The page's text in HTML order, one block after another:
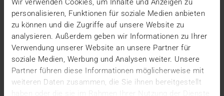
Wir verwenden Cookies, um Inhalte und Anzeigen zu
personalisieren, Funktionen für soziale Medien anbieten
zu können und die Zugriffe auf unsere Website zu
analysieren. Außerdem geben wir Informationen zu Ihrer
Verwendung unserer Website an unsere Partner für
soziale Medien, Werbung und Analysen weiter. Unsere
Partner führen diese Informationen möglicherweise mit
weiteren Daten zusammen, die Sie ihnen bereitgestellt
Wohnungslosen Menschen eine Freude bereiten:
Das war die Idee unserer Mitarbeiter-Aktion…
VISUS HEALTH IT
MEHR ERFAHREN